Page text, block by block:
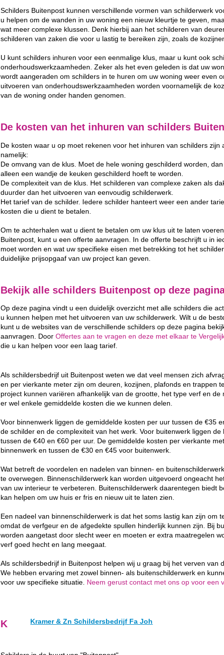
Schilders Buitenpost kunnen verschillende vormen van schilderwerk
u helpen om de wanden in uw woning een nieuw kleurtje te geven,
wat meer complexe klussen. Denk hierbij aan het schilderen van
schilderen van zaken die voor u lastig te bereiken zijn, zoals de
U kunt schilders inhuren voor een eenmalige klus, maar u kunt ook
onderhoudswerkzaamheden. Zeker als het even geleden is dat uw
wordt aangeraden om schilders in te huren om uw woning weer even
uitvoeren van onderhoudswerkzaamheden worden voornamelijk de
van de woning onder handen genomen.
De kosten van het inhuren van schilders
De kosten waar u op moet rekenen voor het inhuren van schilders zijn
namelijk:
De omvang van de klus. Moet de hele woning geschilderd worden,
alleen een wandje de keuken geschilderd hoeft te worden.
De complexiteit van de klus. Het schilderen van complexe zaken als
duurder dan het uitvoeren van eenvoudig schilderwerk.
Het tarief van de schilder. Iedere schilder hanteert weer een ander
kosten die u dient te betalen.
Om te achterhalen wat u dient te betalen om uw klus uit te laten
Buitenpost, kunt u een offerte aanvragen. In de offerte beschrijft u in
moet worden en wat uw specifieke eisen met betrekking tot het
duidelijke prijsopgaaf van uw project kan geven.
Bekijk alle schilders Buitenpost op deze
Op deze pagina vindt u een duidelijk overzicht met alle schilders die
u kunnen helpen met het uitvoeren van uw schilderwerk. Wilt u de
kunt u de websites van de verschillende schilders op deze pagina
aanvragen. DoorOffertes aan te vragen en deze met elkaar te
die u kan helpen voor een laag tarief.
Als schildersbedrijf uit Buitenpost weten we dat veel mensen zich
en per vierkante meter zijn om deuren, kozijnen, plafonds en trappen
project kunnen variëren afhankelijk van de grootte, het type verf en de
er wel enkele gemiddelde kosten die we kunnen delen.
Voor binnenwerk liggen de gemiddelde kosten per uur tussen de €35
de schilder en de complexiteit van het werk. Voor buitenwerk liggen
tussen de €40 en €60 per uur. De gemiddelde kosten per vierkante
binnenwerk en tussen de €30 en €45 voor buitenwerk.
Wat betreft de voordelen en nadelen van binnen- en
te overwegen. Binnenschilderwerk kan worden uitgevoerd ongeacht
van uw interieur te verbeteren. Buitenschilderwerk daarentegen biedt
kan helpen om uw huis er fris en nieuw uit te laten zien.
Een nadeel van binnenschilderwerk is dat het soms lastig kan zijn om
omdat de verfgeur en de afgedekte spullen hinderlijk kunnen zijn. Bij
worden aangetast door slecht weer en moeten er extra maatregelen
verf goed hecht en lang meegaat.
Als schildersbedrijf in Buitenpost helpen wij u graag bij het verven van
We hebben ervaring met zowel binnen- als buitenschilderwerk en
voor uw specifieke situatie. Neem gerust contact met ons op voor een
K Kramer & Zn Schildersbedrijf Fa Joh